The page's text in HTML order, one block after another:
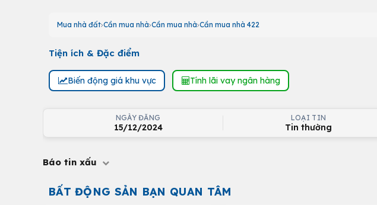
Mua nhà đất Cần mua nhà Cần mua nhà Cần mua nhà 422
Tiện ích & Đặc điểm
Biến động giá khu vực Tính lãi vay ngân hàng
NGÀY ĐĂNG
15/12/2024
LOẠI TIN
Tin thường
Báo tin xấu
BẤT ĐỘNG SẢN BẠN QUAN TÂM